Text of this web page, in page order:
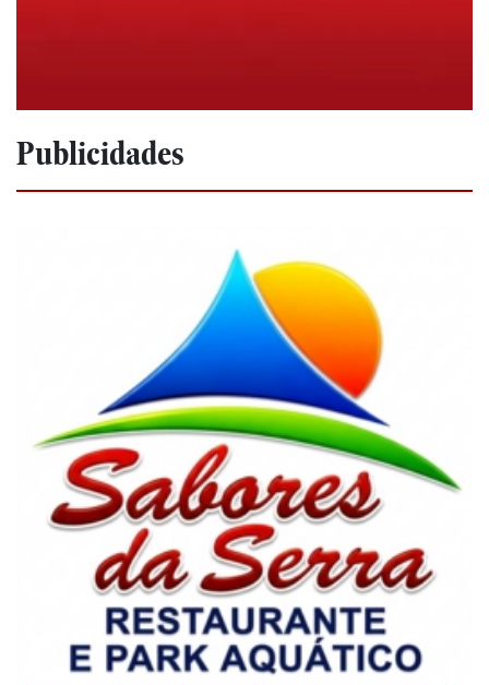
Publicidades